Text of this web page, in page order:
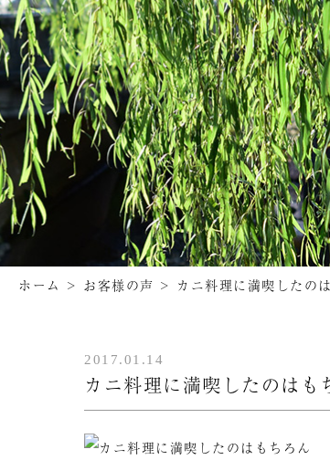
ホーム > お客様の声 > カニ料理に満喫したの
2017.01.14
カニ料理に満喫したのはも